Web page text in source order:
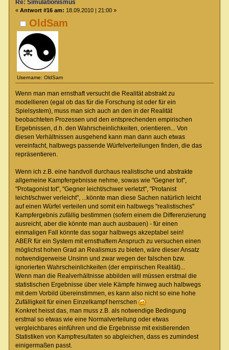
OldSam
Username: OldSam
Re: Simulationismus
« Antwort #16 am: 18.09.2010 | 21:00 »
Wenn man man ernsthaft versucht die Realität abstrakt zu
modellieren (egal ob das für die Forschung ist oder für ein
Spielsystem), muss man sich auch an den in der Realität
beobachteten Prozessen und den entsprechenden empirischen
Ergebnissen, d.h. den Wahrscheinlichkeiten, orientieren... Von
diesen Verhältnissen ausgehend kann man dann auch etwas
vereinfacht, halbwegs passende Würfelverteilungen finden, die das
repräsentieren.
Wenn ich z.B. eine handvoll durchaus realistische und abstrakte
allgemeine Kampfergebnisse nehme, sowas wie "Gegner tot",
"Protagonist tot", "Gegner leicht/schwer verletzt", "Protanist
leicht/schwer verleicht", ...könnte man diese Sachen natürlich leicht
auf einen Würfel verteilen und somit ein halbwegs "realistisches"
Kampfergebnis zufällig bestimmen (sofern einem die Differenzierung
ausreicht, aber die könnte man auch ausbauen) - für einen
einmaligen Fall könnte das sogar halbwegs akzeptabel sein!
ABER für ein System mit ernsthaftem Anspruch zu versuchen einen
möglichst hohen Grad an Realismus zu bieten, wäre dieser Ansatz
notwendigerweise Unsinn und zwar wegen der falschen bzw.
ignorierten Wahrscheinlichkeiten (der empirischen Realität)...
Wenn man die Realverhältnisse abbilden will müssen erstmal die
statistischen Ergebnisse über viele Kämpfe hinweg auch halbwegs
mit dem Vorbild übereinstimmen, es kann also nicht so eine hohe
Zufälligkeit für einen Einzelkampf herrschen
Konkret heisst das, man muss z.B. als notwendige Bedingung
erstmal so etwas wie eine Normalverteilung oder etwas
vergleichbares einführen und die Ergebnisse mit existierenden
Statistiken von Kampfresultaten so abgleichen, dass es zumindest
einigermaßen passt.